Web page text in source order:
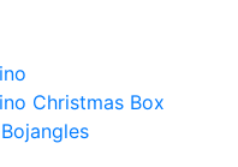
Christmas Box